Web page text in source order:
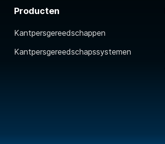
Producten
Kantpersgereedschappen
Kantpersgereedschapssystemen